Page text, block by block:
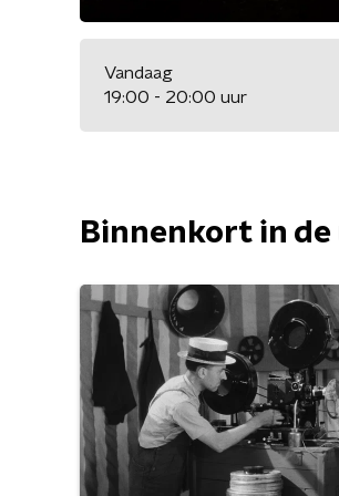
Vandaag
19:00 - 20:00 uur
Binnenkort in